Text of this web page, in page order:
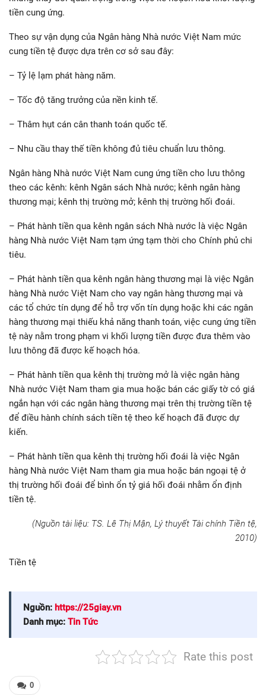
tiền cung ứng.
Theo sự vận dụng của Ngân hàng Nhà nước Việt Nam mức
cung tiền tệ được dựa trên cơ sở sau đây:
– Tỷ lệ lạm phát hàng năm.
– Tốc độ tăng trưởng của nền kinh tế.
– Thâm hụt cán cân thanh toán quốc tế.
– Nhu cầu thay thế tiền không đủ tiêu chuẩn lưu thông.
Ngân hàng Nhà nước Việt Nam cung ứng tiền cho lưu thông
theo các kênh: kênh Ngân sách Nhà nước; kênh ngân hàng
thương mại; kênh thị trường mở; kênh thị trường hối đoái.
– Phát hành tiền qua kênh ngân sách Nhà nước là việc Ngân
hàng Nhà nước Việt Nam tạm ứng tạm thời cho Chính phủ chi
tiêu.
– Phát hành tiền qua kênh ngân hàng thương mại là việc Ngân
hàng Nhà nước Việt Nam cho vay ngân hàng thương mại và
các tổ chức tín dụng để hỗ trợ vốn tín dụng hoặc khi các ngân
hàng thương mại thiếu khả năng thanh toán, việc cung ứng tiền
tệ này nằm trong phạm vi khối lượng tiền được đưa thêm vào
lưu thông đã được kế hoạch hóa.
– Phát hành tiền qua kênh thị trường mở là việc ngân hàng
Nhà nước Việt Nam tham gia mua hoặc bán các giấy tờ có giá
ngắn hạn với các ngân hàng thương mại trên thị trường tiền tệ
để điều hành chính sách tiền tệ theo kế hoạch đã được dự
kiến.
– Phát hành tiền qua kênh thị trường hối đoái là việc Ngân
hàng Nhà nước Việt Nam tham gia mua hoặc bán ngoại tệ ở
thị trường hối đoái để bình ổn tỷ giá hối đoái nhằm ổn định
tiền tệ.
(Nguồn tài liệu: TS. Lê Thị Mận, Lý thuyết Tài chính Tiền tệ,
2010)
Tiền tệ
Nguồn: https://25giay.vn
Danh mục: Tin Tức
Rate this post
0